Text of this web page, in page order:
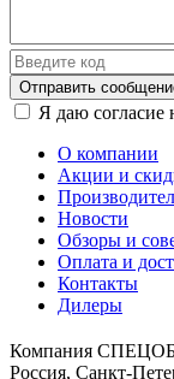
Отправить
Я даю согласие
О компании
Акции и
Новости
Обзоры и
Оплата и
Контакты
Дилеры
Компания
Россия, Санкт-